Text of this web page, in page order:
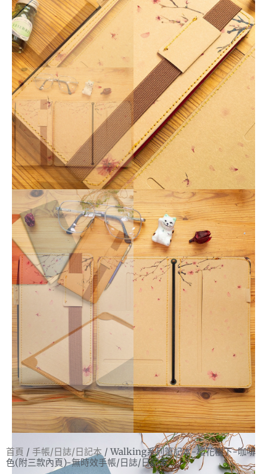
首頁 / 手帳/日誌/日記本 / Walking系列筆記本-櫻花樹下-咖啡
色(附三款內頁)-無時效手帳/日誌/日記本